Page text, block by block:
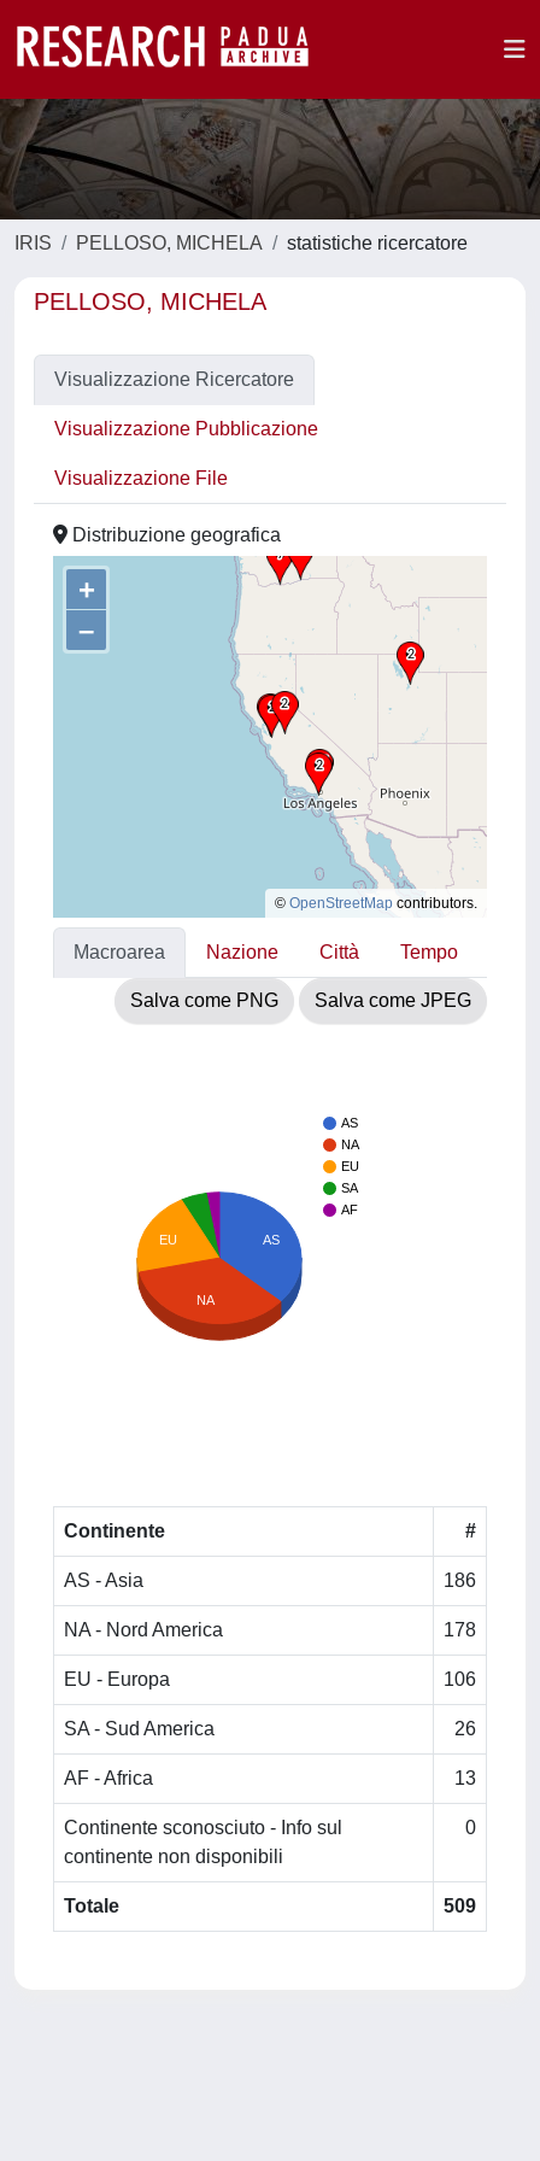
IRIS PELLOSO, MICHELA statistiche ricercatore
PELLOSO, MICHELA
Visualizzazione Ricercatore
Visualizzazione Pubblicazione
Visualizzazione File
Distribuzione geografica
+
–
© OpenStreetMap contributors.
Macroarea Nazione Città Tempo
Salva come PNG Salva come JPEG
AS
NA
EU
SA
AF
AS
EU
NA
Continente #
AS - Asia 186
NA - Nord America 178
EU - Europa 106
SA - Sud America 26
AF - Africa 13
Continente sconosciuto - Info sul
continente non disponibili
0
Totale 509